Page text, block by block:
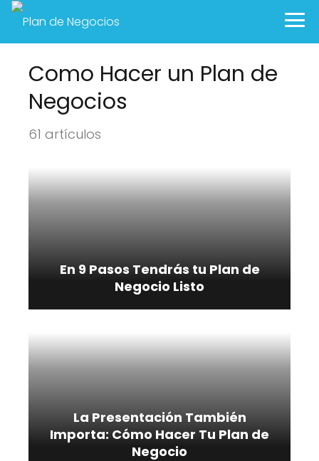
Como Hacer un Plan de
Negocios
61 artículos
En 9 Pasos Tendrás tu Plan de
Negocio Listo
La Presentación También
Importa: Cómo Hacer Tu Plan de
Negocio